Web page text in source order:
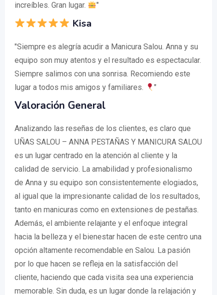
increíbles. Gran lugar.
"
Kisa
"Siempre es alegría acudir a Manicura Salou. Anna y su
equipo son muy atentos y el resultado es espectacular.
Siempre salimos con una sonrisa. Recomiendo este
lugar a todos mis amigos y familiares.
"
Valoración General
Analizando las reseñas de los clientes, es claro que
UÑAS SALOU – ANNA PESTAÑAS Y MANICURA SALOU
es un lugar centrado en la atención al cliente y la
calidad de servicio. La amabilidad y profesionalismo
de Anna y su equipo son consistentemente elogiados,
al igual que la impresionante calidad de los resultados,
tanto en manicuras como en extensiones de pestañas.
Además, el ambiente relajante y el enfoque integral
hacia la belleza y el bienestar hacen de este centro una
opción altamente recomendable en Salou. La pasión
por lo que hacen se refleja en la satisfacción del
cliente, haciendo que cada visita sea una experiencia
memorable. Sin duda, es un lugar donde la relajación y